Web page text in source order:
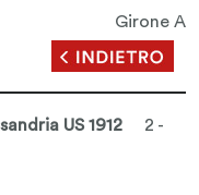
Girone A
US 1912 2 -